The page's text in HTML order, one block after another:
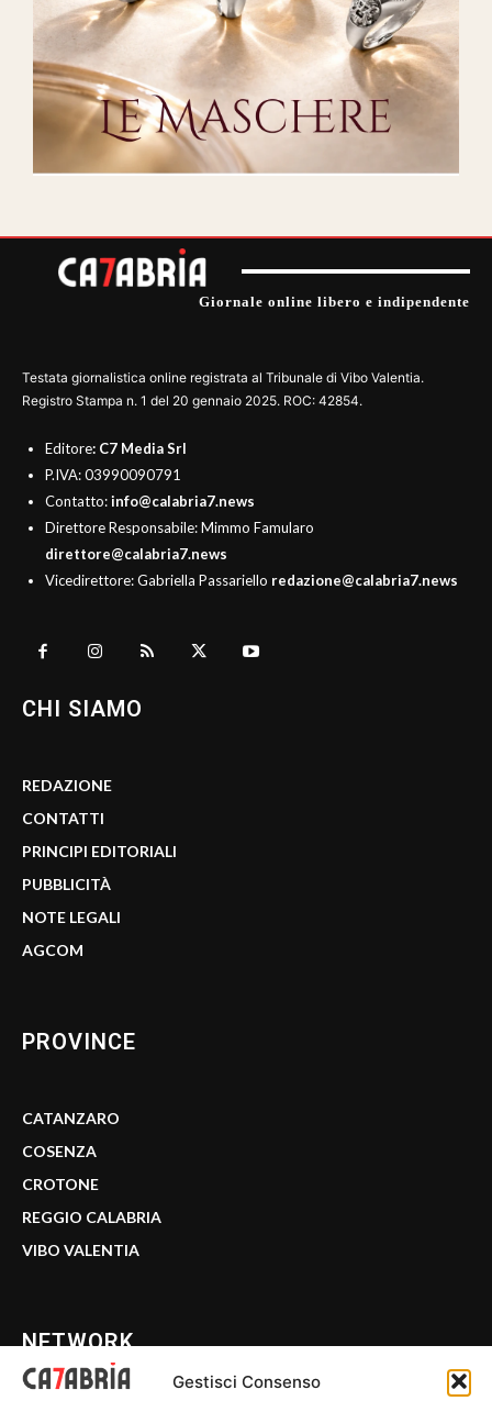
Gestisci Consenso
Giornale online libero e indipendente
Testata giornalistica online registrata al Tribunale di Vibo Valentia.
Registro Stampa n. 1 del 20 gennaio 2025. ROC: 42854.
Editore: C7 Media Srl
P.IVA: 03990090791
Contatto:info@calabria7.news
Direttore Responsabile: Mimmo Famularo
direttore@calabria7.news
Vicedirettore: Gabriella Passariello redazione@calabria7.news
CHI SIAMO
REDAZIONE
CONTATTI
PRINCIPI EDITORIALI
PUBBLICITÀ
NOTE LEGALI
AGCOM
PROVINCE
CATANZARO
COSENZA
CROTONE
REGGIO CALABRIA
VIBO VALENTIA
NETWORK